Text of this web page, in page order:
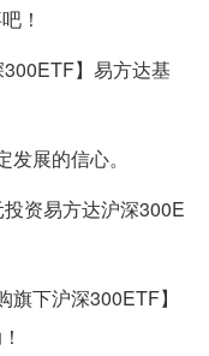
！
】易方达基
展的信心。
资易方达沪深300E
下沪深300ETF】